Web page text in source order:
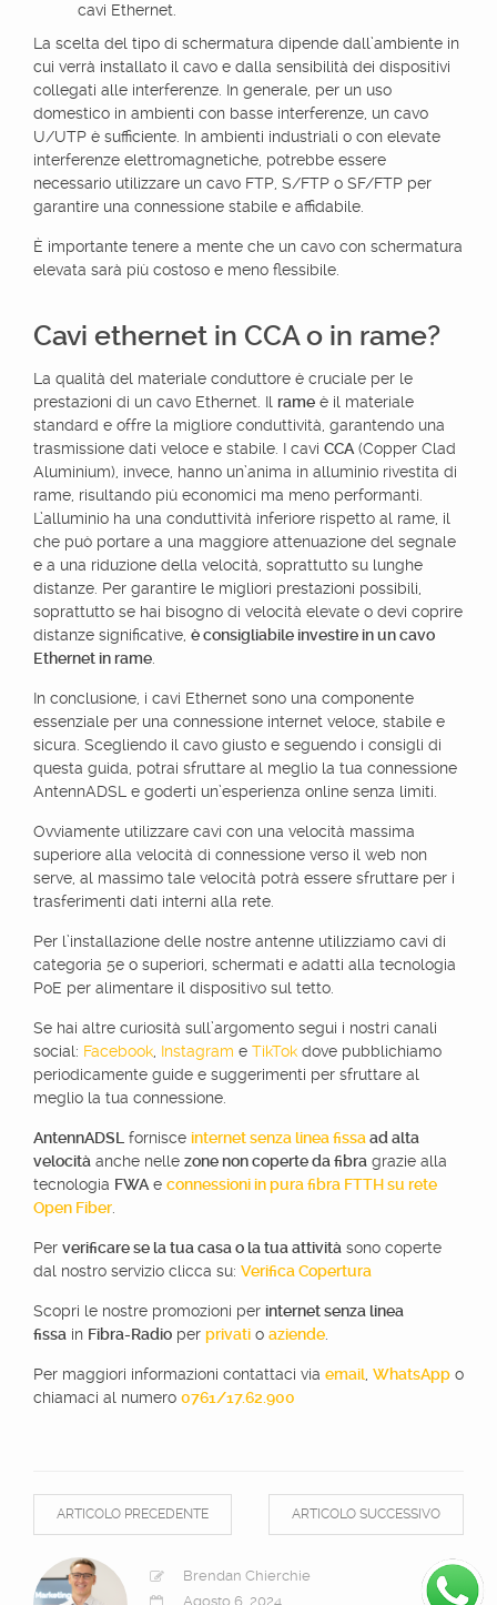
cavi Ethernet.
La scelta del tipo di schermatura dipende dall’ambiente in
cui verrà installato il cavo e dalla sensibilità dei dispositivi
collegati alle interferenze. In generale, per un uso
domestico in ambienti con basse interferenze, un cavo
U/UTP è sufficiente. In ambienti industriali o con elevate
interferenze elettromagnetiche, potrebbe essere
necessario utilizzare un cavo FTP, S/FTP o SF/FTP per
garantire una connessione stabile e affidabile.
È importante tenere a mente che un cavo con schermatura
elevata sarà più costoso e meno flessibile.
Cavi ethernet in CCA o in rame?
La qualità del materiale conduttore è cruciale per le
prestazioni di un cavo Ethernet. Il rame è il materiale
standard e offre la migliore conduttività, garantendo una
trasmissione dati veloce e stabile. I cavi CCA (Copper Clad
Aluminium), invece, hanno un’anima in alluminio rivestita di
rame, risultando più economici ma meno performanti.
L’alluminio ha una conduttività inferiore rispetto al rame, il
che può portare a una maggiore attenuazione del segnale
e a una riduzione della velocità, soprattutto su lunghe
distanze. Per garantire le migliori prestazioni possibili,
soprattutto se hai bisogno di velocità elevate o devi coprire
distanze significative, è consigliabile investire in un cavo
Ethernet in rame
In conclusione, i cavi Ethernet sono una componente
essenziale per una connessione internet veloce, stabile e
sicura. Scegliendo il cavo giusto e seguendo i consigli di
questa guida, potrai sfruttare al meglio la tua connessione
AntennADSL e goderti un’esperienza online senza limiti.
Ovviamente utilizzare cavi con una velocità massima
superiore alla velocità di connessione verso il web non
serve, al massimo tale velocità potrà essere sfruttare per i
trasferimenti dati interni alla rete.
Per l’installazione delle nostre antenne utilizziamo cavi di
categoria 5e o superiori, schermati e adatti alla tecnologia
PoE per alimentare il dispositivo sul tetto.
Se hai altre curiosità sull’argomento segui i nostri canali
social: Facebook Instagram e TikTok dove pubblichiamo
periodicamente guide e suggerimenti per sfruttare al
meglio la tua connessione.
AntennADSL fornisce internet senza linea fissaad alta
velocità anche nelle zone non coperte da fibra grazie alla
tecnologia FWA e connessioni in pura fibra FTTH su rete
Open Fiber
Per verificare se la tua casa o la tua attività sono coperte
dal nostro servizio clicca su: Verifica Copertura
Scopri le nostre promozioni per internet senza linea
fissa in Fibra-Radio per privati o aziende
Per maggiori informazioni contattaci via email WhatsApp o
chiamaci al numero 0761/17.62.900
ARTICOLO SUCCESSIVO
ARTICOLO PRECEDENTE
Brendan Chierchie
Agosto 6, 2024